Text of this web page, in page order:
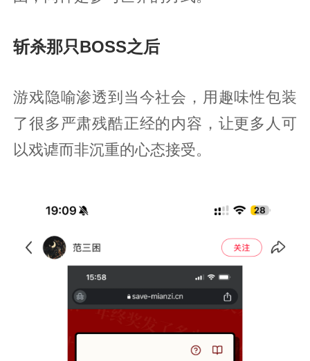
斩杀那只BOSS之后
游戏隐喻渗透到当今社会，用趣味性包装
了很多严肃残酷正经的内容，让更多人可
以戏谑而非沉重的心态接受。